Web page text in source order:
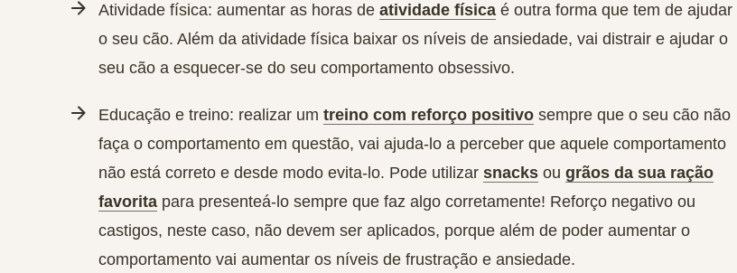
Atividade física: aumentar as horas de atividade física é outra forma que tem de ajudar
o seu cão. Além da atividade física baixar os níveis de ansiedade, vai distrair e ajudar o
seu cão a esquecer-se do seu comportamento obsessivo.
Educação e treino: realizar um treino com reforço positivo sempre que o seu cão não
faça o comportamento em questão, vai ajuda-lo a perceber que aquele comportamento
não está correto e desde modo evita-lo. Pode utilizar snacks ou grãos da sua ração
favorita para presenteá-lo sempre que faz algo corretamente! Reforço negativo ou
castigos, neste caso, não devem ser aplicados, porque além de poder aumentar o
comportamento vai aumentar os níveis de frustração e ansiedade.